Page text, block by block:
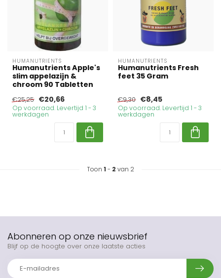
HUMANUTRIENTS
Humanutrients Apple's
slim appelazijn &
chroom 90 Tabletten
€25,25 €20,66
Op voorraad. Levertijd 1 - 3
werkdagen
HUMANUTRIENTS
Humanutrients Fresh
feet 35 Gram
€9,30 €8,45
Op voorraad. Levertijd 1 - 3
werkdagen
Toon 1 - 2 van 2
Abonneren op onze nieuwsbrief
Blijf op de hoogte over onze laatste acties